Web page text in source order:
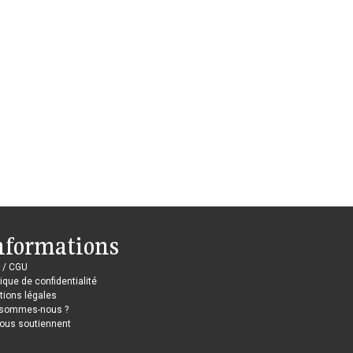
/ CGU
de confidentialité
légales
nous ?
soutiennent